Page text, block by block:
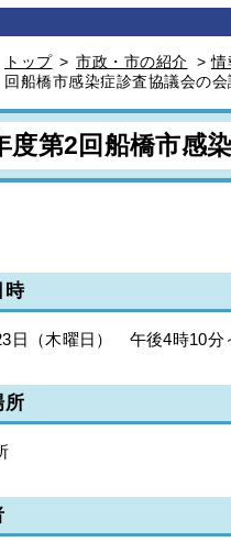
トップ > 市政・市の紹介 >情
回船橋市感染症診査協議会の
度第2回船橋市感
日（木曜日） 午後4時10分